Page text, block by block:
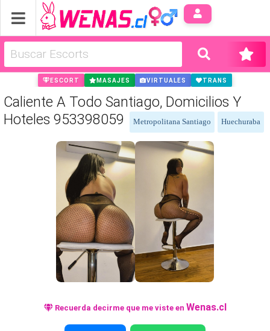
ESCORT MASAJES VIRTUALES TRANS
Caliente A Todo Santiago, Domicilios Y
Hoteles 953398059
Metropolitana Santiago Huechuraba
Recuerda decirme que me viste en Wenas.cl